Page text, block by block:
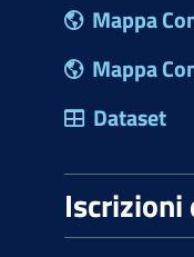
Mappa
Mappa
Dataset
Iscrizioni